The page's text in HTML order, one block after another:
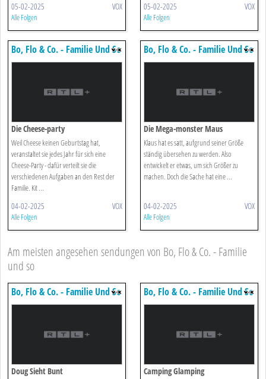
05-02-2025 VOX
Alle Folgen
05-02-2025 VOX
Alle Folgen
Bo, Flo & Co. - Familie Und So
Die Cheese-party
Weil Cheese keinen Geburtstag hat,
veranstaltet sie jedes Jahr für sich eine
Cheese-Party - dafür verteilt sie die
verschiedenen Aufgaben an den Rest der
Familie. Kit ...
04-02-2025 VOX
Alle Folgen
Bo, Flo & Co. - Familie Und So
Die Mega-monster Maus
Klaus hat es satt, aufgrund seiner Größe
ständig übersehen zu werden. Also
entwickelt er etwas, um sich Größer zu
machen. Doch die Sache hat eine ...
04-02-2025 VOX
Alle Folgen
Am meisten angesehen sendungen von Bo, Flo & Co. - Familie
und so
Bo, Flo & Co. - Familie Und So
Doug Sieht Bunt
Bo, Flo & Co. - Familie Und So
Camping Glamping